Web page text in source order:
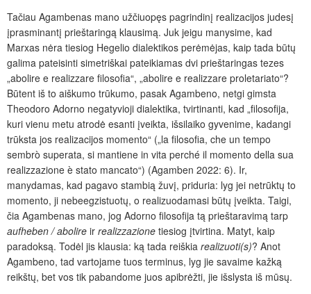
Tačiau Agambenas mano užčiuopęs pagrindinį realizacijos judesį
įprasminantį prieštaringą klausimą. Juk jeigu manysime, kad
Marxas nėra tiesiog Hegelio dialektikos perėmėjas, kaip tada būtų
galima pateisinti simetriškai pateikiamas dvi prieštaringas tezes
„abolire e realizzare filosofia“, „abolire e realizzare proletariato“?
Būtent iš to aiškumo trūkumo, pasak Agambeno, netgi gimsta
Theodoro Adorno negatyvioji dialektika, tvirtinanti, kad „filosofija,
kuri vienu metu atrodė esanti įveikta, išsilaiko gyvenime, kadangi
trūksta jos realizacijos momento“ („la filosofia, che un tempo
sembrò superata, si mantiene in vita perché il momento della sua
realizzazione è stato mancato“) (Agamben 2022: 6). Ir,
manydamas, kad pagavo stambią žuvį, priduria: lyg jei netrūktų to
momento, ji nebeegzistuotų, o realizuodamasi būtų įveikta. Taigi,
čia Agambenas mano, jog Adorno filosofija tą prieštaravimą tarp
aufheben / abolire ir realizzazione tiesiog įtvirtina. Matyt, kaip
paradoksą. Todėl jis klausia: ką tada reiškia realizuoti(s)? Anot
Agambeno, tad vartojame tuos terminus, lyg jie savaime kažką
reikštų, bet vos tik pabandome juos apibrėžti, jie išslysta iš mūsų.